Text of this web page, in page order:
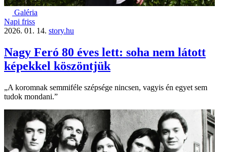
Galéria
Napi friss
2026. 01. 14. story.hu
Nagy Feró 80 éves lett: soha nem látott
képekkel köszöntjük
„A koromnak semmiféle szépsége nincsen, vagyis én egyet sem
tudok mondani.”